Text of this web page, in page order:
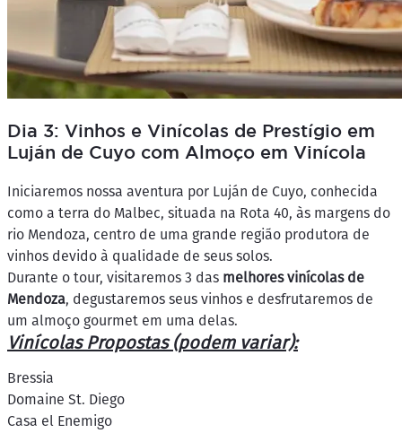
Dia 3: Vinhos e Vinícolas de Prestígio em
Luján de Cuyo com Almoço em Vinícola
Iniciaremos nossa aventura por Luján de Cuyo, conhecida
como a terra do Malbec, situada na Rota 40, às margens do
rio Mendoza, centro de uma grande região produtora de
vinhos devido à qualidade de seus solos.
Durante o tour, visitaremos 3 das melhores vinícolas de
Mendoza, degustaremos seus vinhos e desfrutaremos de
um almoço gourmet em uma delas.
Vinícolas Propostas (podem variar):
Bressia
Domaine St. Diego
Casa el Enemigo